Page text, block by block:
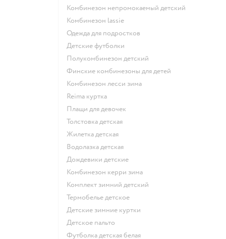
Комбинезон непромокаемый детский
Комбинезон lassie
Одежда для подростков
Детские футболки
Полукомбинезон детский
Финские комбинезоны для детей
Комбинезон лесси зима
Reima куртка
Плащи для девочек
Толстовка детская
Жилетка детская
Водолазка детская
Дождевики детские
Комбинезон керри зима
Комплект зимний детский
Термобелье детское
Детские зимние куртки
Детское пальто
Футболка детская белая